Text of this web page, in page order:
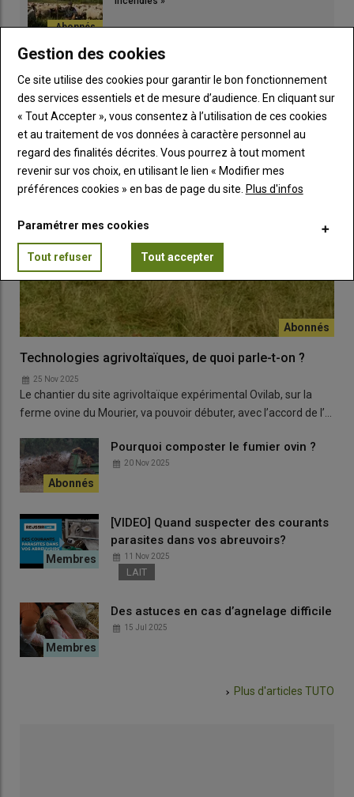
TUTO
Technologies agrivoltaïques, de quoi parle-t-on ?
25 Nov 2025
Le chantier du site agrivoltaïque expérimental Ovilab, sur la
ferme ovine du Mourier, va pouvoir débuter, avec l’accord de l’…
Pourquoi composter le fumier ovin ?
20 Nov 2025
[VIDEO] Quand suspecter des courants
parasites dans vos abreuvoirs?
11 Nov 2025
LAIT
Des astuces en cas d’agnelage difficile
15 Jul 2025
Plus d'articles TUTO
Gestion des cookies
Ce site utilise des cookies pour garantir le bon fonctionnement
des services essentiels et de mesure d’audience. En cliquant sur
« Tout Accepter », vous consentez à l’utilisation de ces cookies
et au traitement de vos données à caractère personnel au
regard des finalités décrites. Vous pourrez à tout moment
revenir sur vos choix, en utilisant le lien « Modifier mes
préférences cookies » en bas de page du site. Plus d'infos
Paramétrer mes cookies
Tout refuser Tout accepter